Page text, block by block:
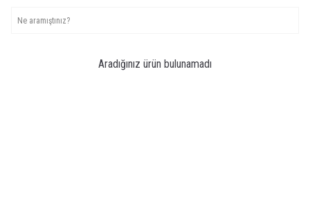
Aradığınız ürün bulunamadı